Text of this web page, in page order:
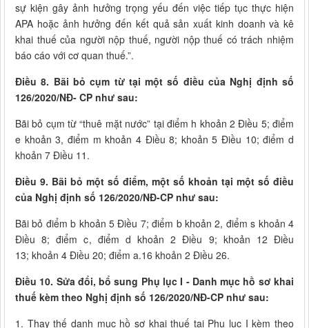
sự kiện gây ảnh hưởng trọng yếu đến việc tiếp tục thực hiện
APA hoặc ảnh hưởng đến kết quả sản xuất kinh doanh và kê
khai thuế của người nộp thuế, người nộp thuế có trách nhiệm
báo cáo với cơ quan thuế.”.
Điều 8. Bãi bỏ cụm từ tại một số điều của Nghị định số
126/2020/NĐ- CP như sau:
Bãi bỏ cụm từ “thuê mặt nước” tại điểm h khoản 2 Điều 5; điểm
e khoản 3, điểm m khoản 4 Điều 8; khoản 5 Điều 10; điểm d
khoản 7 Điều 11.
Điều 9. Bãi bỏ một số điểm, một số khoản tại một số điều
của Nghị định số 126/2020/NĐ-CP như sau:
Bãi bỏ điểm b khoản 5 Điều 7; điểm b khoản 2, điểm s khoản 4
Điều 8; điểm c, điểm d khoản 2 Điều 9; khoản 12 Điều
13; khoản 4 Điều 20; điểm a.16 khoản 2 Điều 26.
Điều 10. Sửa đổi, bổ sung Phụ lục I - Danh mục hồ sơ khai
thuế kèm theo Nghị định số 126/2020/NĐ-CP như sau:
1. Thay thế danh mục hồ sơ khai thuế tại Phụ lục I kèm theo